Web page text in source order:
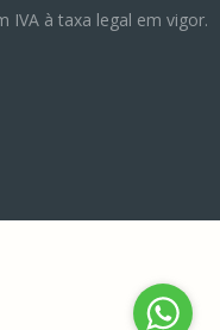
IVA à taxa legal em vigor.